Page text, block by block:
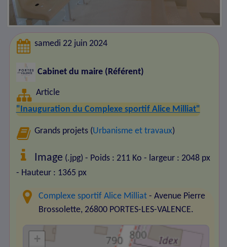
samedi 22 juin 2024
Cabinet du maire (Référent)
Article
"Inauguration du Complexe sportif Alice Milliat"
Grands projets (Urbanisme et travaux)
Image (.jpg) - Poids : 211 Ko - largeur : 2048 px
- Hauteur : 1365 px
Complexe sportif Alice Milliat - Avenue Pierre
Brossolette, 26800 PORTES-LES-VALENCE.
+